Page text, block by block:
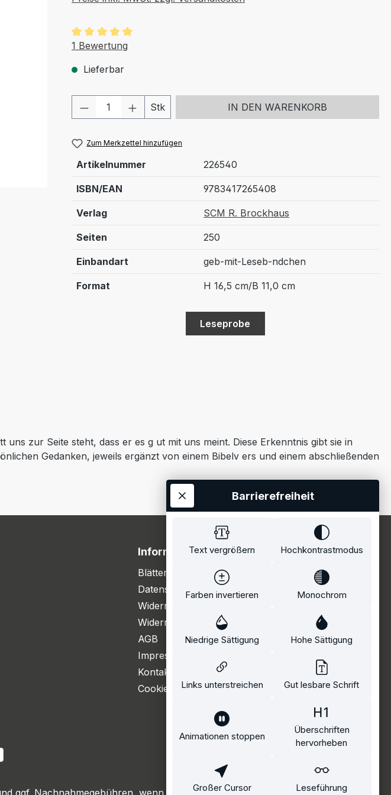
Durchschnittliche Bewertung von 5 von 5 Sternen
1 Bewertung
Lieferbar
Produkt Anzahl: Gib den gewünschten Wert
Stk IN DEN WARENKORB
Zum Merkzettel hinzufügen
Artikelnummer 226540
ISBN/EAN 9783417265408
Verlag SCM R. Brockhaus
Seiten 250
Einbandart geb-mit-Leseb-ndchen
Format H 16,5 cm/B 11,0 cm
Leseprobe
zur Seite steht, dass er es g ut mit uns meint. Diese Erkenntnis gibt sie in
Gedanken, jeweils ergänzt von einem Bibelv ers und einem abschließenden
Information
Blätterkatalog
Datenschutzerklärung
Widerrufsbelehrung
Widerrufsformular
AGB
Impressum
Kontakt
Cookie Einstellungen
ggf. Nachnahmegebühren, wenn nicht anders angegeben.
Text vergrößern Hochkontrastmodus
Farben invertieren Monochrom
Niedrige Sättigung Hohe Sättigung
Links unterstreichen Gut lesbare Schrift
Animationen stoppen
Überschriften
hervorheben
Großer Cursor Leseführung
Barrierefreiheit